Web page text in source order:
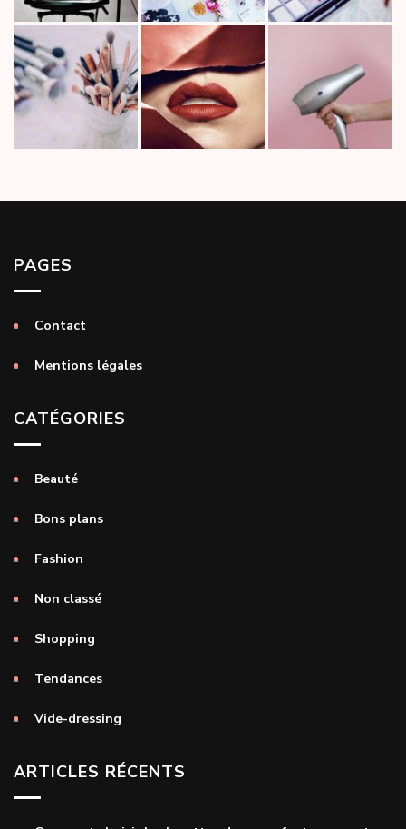
PAGES
Contact
Mentions légales
CATÉGORIES
Beauté
Bons plans
Fashion
Non classé
Shopping
Tendances
Vide-dressing
ARTICLES RÉCENTS